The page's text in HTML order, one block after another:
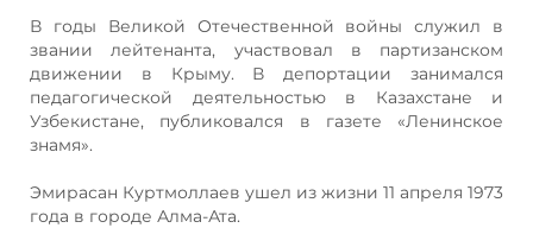
В годы Великой Отечественной войны служил в
звании лейтенанта, участвовал в партизанском
движении в Крыму. В депортации занимался
педагогической деятельностью в Казахстане и
Узбекистане, публиковался в газете «Ленинское
знамя».
Эмирасан Куртмоллаев ушел из жизни 11 апреля 1973
года в городе Алма-Ата.